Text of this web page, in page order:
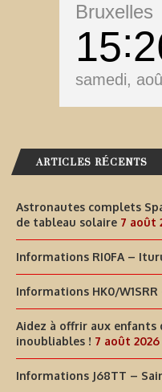
Bruxelles
15
samedi,
ARTICLES RÉCENTS
Astronautes complets
de tableau solaire 7 août
Informations RI0FA –
Informations HK0/
Aidez à offrir aux enfants
inoubliables ! 7 août 2026
Informations J68TT –